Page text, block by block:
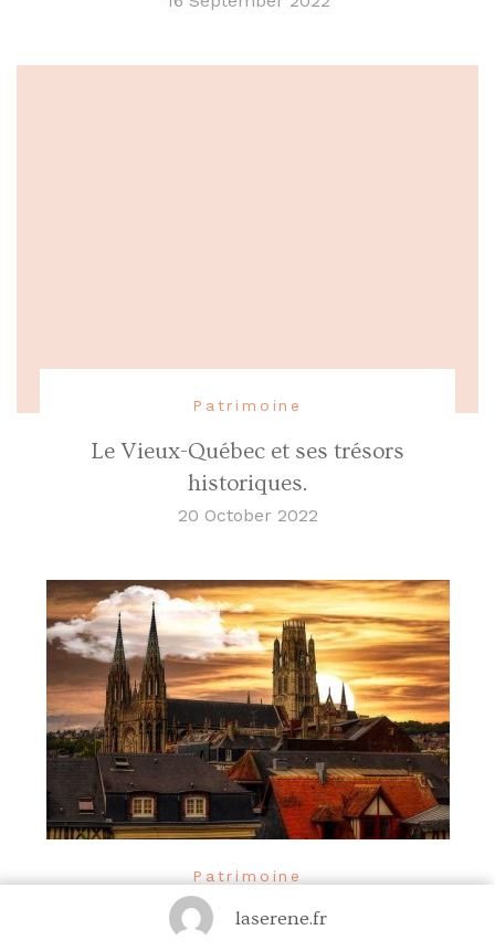
laserene.fr
Patrimoine
Le Vieux-Québec et ses trésors
historiques.
20 October 2022
Patrimoine
La cathédrale de Rouen : une histoire